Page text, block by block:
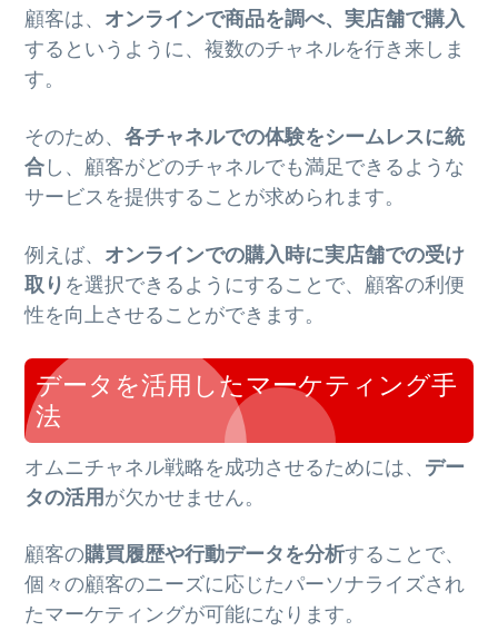
顧客は、 オンラインで商品を調べ、実店舗で購入
するというように、複数のチャネルを行き来しま
す。
そのため、各チャネルでの体験をシームレスに統
合 し、顧客がどのチャネルでも満足できるような
サービスを提供することが求められます。
例えば、 オンラインでの購入時に実店舗での受け
取り を選択できるようにすることで、顧客の利便
性を向上させることができます。
データを活用したマーケティング手
法
オムニチャネル戦略を成功させるためには、 デー
タの活用 が欠かせません。
顧客の購買履歴や行動データを分析することで、
個々の顧客のニーズに応じたパーソナライズされ
たマーケティングが可能になります。